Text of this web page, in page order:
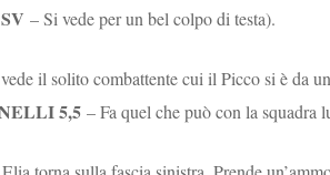
– Si vede per un bel colpo di testa).
il solito combattente cui il Picco si è da
5,5 – Fa quel che può con la squadra